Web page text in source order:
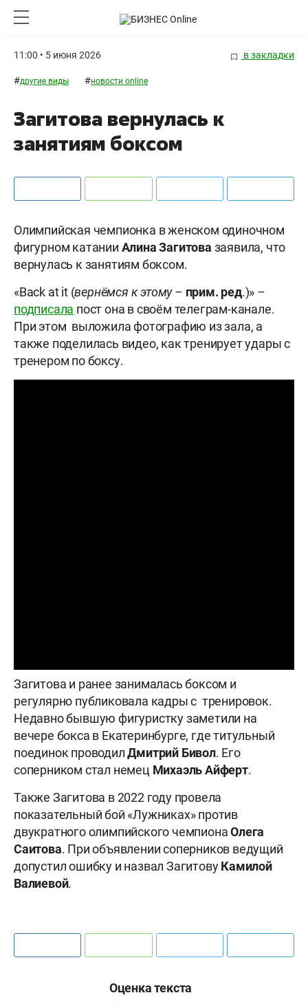
11:00 • 5 июня 2026 в закладки
#другие виды #новости online
Загитова вернулась к
занятиям боксом
Олимпийская чемпионка в женском одиночном
фигурном катании Алина Загитова заявила, что
вернулась к занятиям боксом.
«Back at it (вернёмся к этому– прим. ред.)» –
подписала пост она в своём телеграм-канале.
При этом выложила фотографию из зала, а
также поделилась видео, как тренирует удары с
тренером по боксу.
Загитова и ранее занималась боксом и
регулярно публиковала кадры с тренировок.
Недавно бывшую фигуристку заметили на
вечере бокса в Екатеринбурге, где титульный
поединок проводилДмитрий Бивол. Его
соперником стал немец Михаэль Айферт.
Также Загитова в 2022 году провела
показательный бой «Лужниках» против
двукратного олимпийского чемпионаОлега
Саитова. При объявлении соперников ведущий
допустил ошибку и назвал ЗагитовуКамилой
Валиевой.
Оценка текста